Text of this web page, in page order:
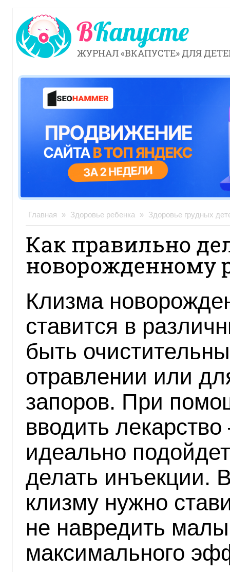
ЖУРНАЛ «ВКАПУСТЕ» ДЛЯ
Главная » Здоровье ребенка » Здоровье грудных
Как правильно
новорожденному
Клизма
ставится в
быть
отравлении или
запоров. При
вводить лекарство
идеально
делать инъекции.
клизму нужно
не навредить
максимального